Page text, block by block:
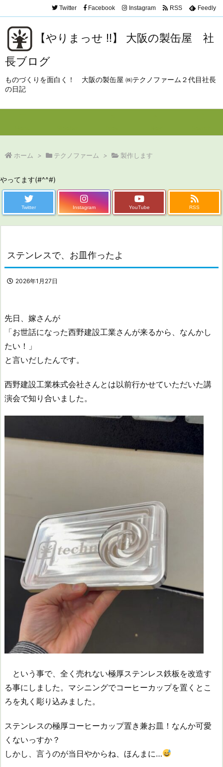
【やりまっせ !!】 大阪の製缶屋 社
長ブログ
ものづくりを面白く！ 大阪の製缶屋 ㈱テクノファーム２代目社長
の日記
Twitter Facebook Instagram RSS Feedly
ホーム > テクノファーム > 製作します
やってます(#^^#)
Twitter Instagram YouTube RSS
ステンレスで、お皿作ったよ
2026年1月27日
先日、嫁さんが
「お世話になった西野建設工業さんが来るから、なんかし
たい！」
と言いだしたんです。
西野建設工業株式会社さんとは以前行かせていただいた講
演会で知り合いました。
という事で、全く売れない極厚ステンレス鉄板を改造す
る事にしました。マシニングでコーヒーカップを置くとこ
ろを丸く彫り込みました。
ステンレスの極厚コーヒーカップ置き兼お皿！なんか可愛
くないっすか？
しかし、言うのが当日やからね、ほんまに…